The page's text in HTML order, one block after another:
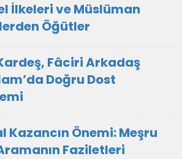
İlkeleri ve Müslüman
Öğütler
Fâciri Arkadaş
Doğru Dost
Kazancın Önemi: Meşru
Faziletleri